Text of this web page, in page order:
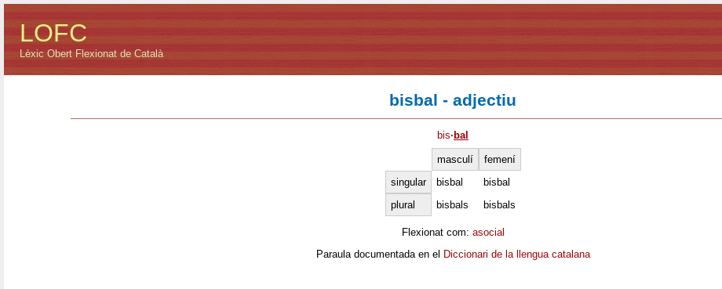
LOFC
Lèxic Obert Flexionat de Català
bisbal - adjectiu
bis· bal
masculí
femení
singular
bisbal
bisbal
plural
bisbals bisbals
Flexionat com: asocial
Paraula documentada en el Diccionari de la llengua catalana